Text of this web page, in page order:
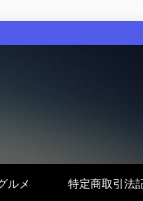
ルメ 特定商取引法